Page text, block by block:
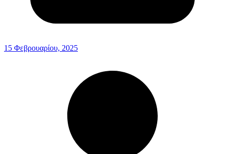
15 Φεβρουαρίου, 2025